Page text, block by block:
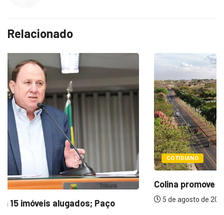
Relacionado
COTIDIANO
Colina promove 1º Fórum de Turismo para...
5 de agosto de 2026